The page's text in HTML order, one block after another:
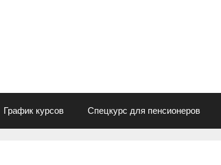
График курсов Спецкурс для пенсионеров